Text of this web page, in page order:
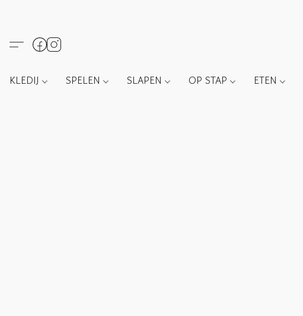
KLEDIJ SPELEN SLAPEN OP STAP ETEN